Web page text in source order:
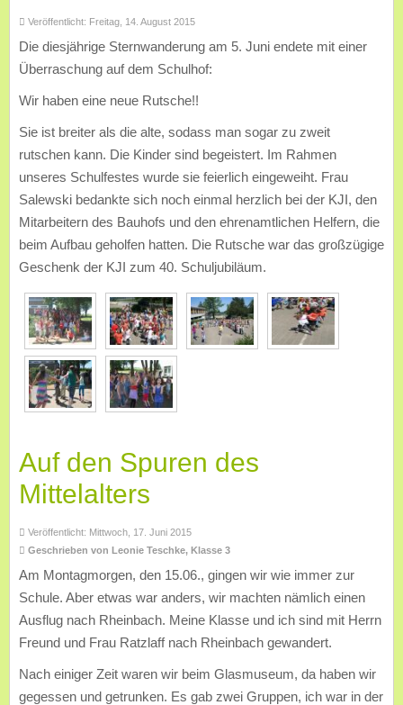
Veröffentlicht: Freitag, 14. August 2015
Die diesjährige Sternwanderung am 5. Juni endete mit einer
Überraschung auf dem Schulhof:
Wir haben eine neue Rutsche!!
Sie ist breiter als die alte, sodass man sogar zu zweit
rutschen kann. Die Kinder sind begeistert. Im Rahmen
unseres Schulfestes wurde sie feierlich eingeweiht. Frau
Salewski bedankte sich noch einmal herzlich bei der KJI, den
Mitarbeitern des Bauhofs und den ehrenamtlichen Helfern, die
beim Aufbau geholfen hatten. Die Rutsche war das großzügige
Geschenk der KJI zum 40. Schuljubiläum.
Auf den Spuren des
Mittelalters
Veröffentlicht: Mittwoch, 17. Juni 2015
Geschrieben von Leonie Teschke, Klasse 3
Am Montagmorgen, den 15.06., gingen wir wie immer zur
Schule. Aber etwas war anders, wir machten nämlich einen
Ausflug nach Rheinbach. Meine Klasse und ich sind mit Herrn
Freund und Frau Ratzlaff nach Rheinbach gewandert.
Nach einiger Zeit waren wir beim Glasmuseum, da haben wir
gegessen und getrunken. Es gab zwei Gruppen, ich war in der